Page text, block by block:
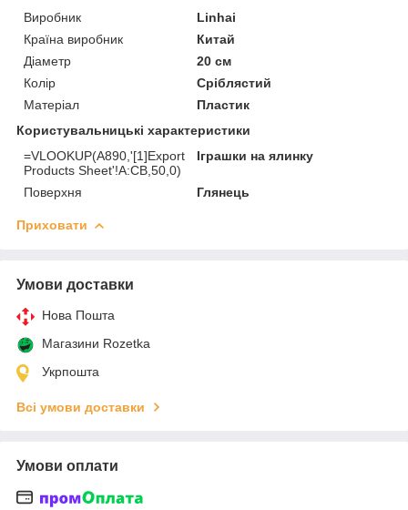
Виробник
Linhai
Країна виробник
Китай
Діаметр
20 см
Колір
Сріблястий
Матеріал
Пластик
Користувальницькі характеристики
=VLOOKUP(A890,'[1]Export
Products Sheet'!A:CB,50,0)
Іграшки на ялинку
Поверхня Глянець
Приховати
Умови доставки
Нова Пошта
Магазини Rozetka
Укрпошта
Всі умови доставки
Умови оплати